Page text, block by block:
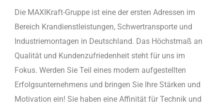
Die MAXIKraft-Gruppe ist eine der ersten Adressen im
Bereich Krandienstleistungen, Schwertransporte und
Industriemontagen in Deutschland. Das Höchstmaß an
Qualität und Kundenzufriedenheit steht für uns im
Fokus. Werden Sie Teil eines modern aufgestellten
Erfolgsunternehmens und bringen Sie Ihre Stärken und
Motivation ein! Sie haben eine Affinität für Technik und